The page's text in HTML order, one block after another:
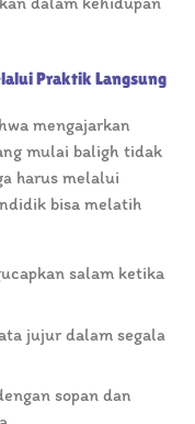
Praktik Langsung
mengajarkan
mulai baligh tidak
harus melalui
bisa melatih
salam ketika
jujur dalam segala
sopan dan